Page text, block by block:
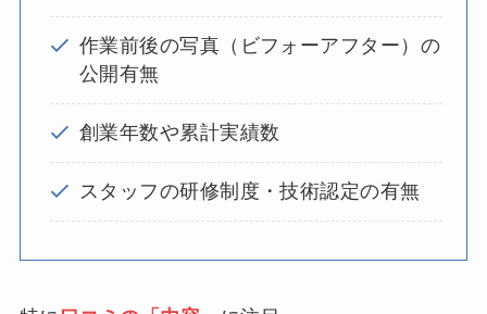
作業前後の写真（ビフォーアフター）の
公開有無
創業年数や累計実績数
スタッフの研修制度・技術認定の有無